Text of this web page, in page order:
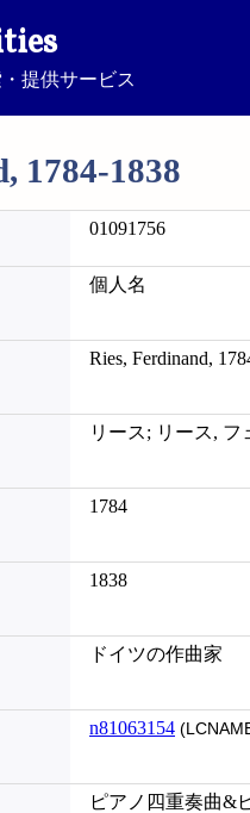
提供サービス
1784-1838
01091756
個人名
Ries, Ferdinand,
リース; リース,
1784
1838
ドイツの作曲家
n81063154
ピアノ四重奏曲&